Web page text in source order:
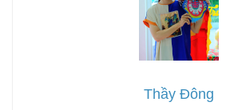
Thầy Đông